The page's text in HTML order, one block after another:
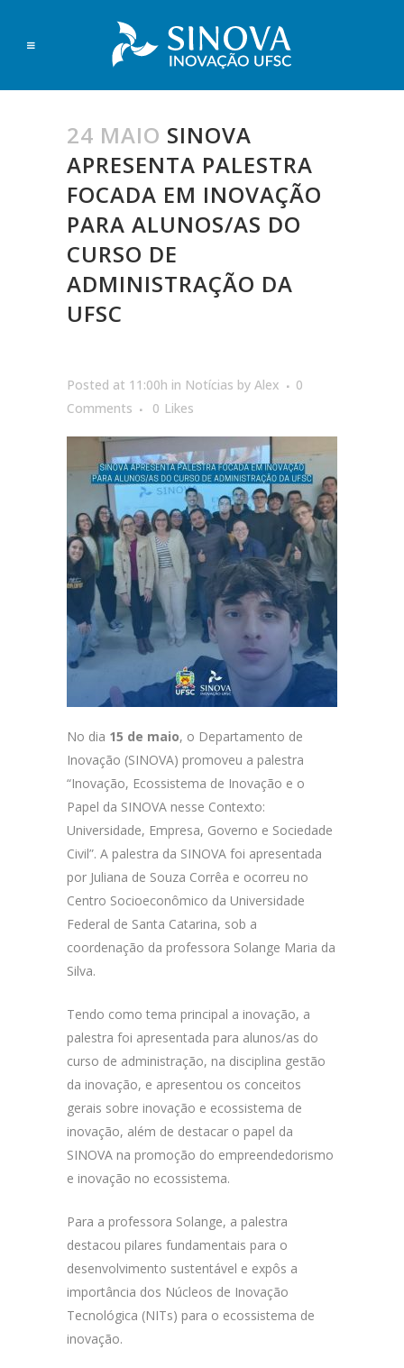
24 MAIO SINOVA
APRESENTA PALESTRA
FOCADA EM INOVAÇÃO
PARA ALUNOS/AS DO
CURSO DE
ADMINISTRAÇÃO DA
UFSC
Posted at 11:00h in Notícias by Alex
0
Comments
0 Likes
No dia 15 de maio, o Departamento de
Inovação (SINOVA) promoveu a palestra
“Inovação, Ecossistema de Inovação e o
Papel da SINOVA nesse Contexto:
Universidade, Empresa, Governo e Sociedade
Civil”. A palestra da SINOVA foi apresentada
por Juliana de Souza Corrêa e ocorreu no
Centro Socioeconômico da Universidade
Federal de Santa Catarina, sob a
coordenação da professora Solange Maria da
Silva.
Tendo como tema principal a inovação, a
palestra foi apresentada para alunos/as do
curso de administração, na disciplina gestão
da inovação, e apresentou os conceitos
gerais sobre inovação e ecossistema de
inovação, além de destacar o papel da
SINOVA na promoção do empreendedorismo
e inovação no ecossistema.
Para a professora Solange, a palestra
destacou pilares fundamentais para o
desenvolvimento sustentável e expôs a
importância dos Núcleos de Inovação
Tecnológica (NITs) para o ecossistema de
inovação.